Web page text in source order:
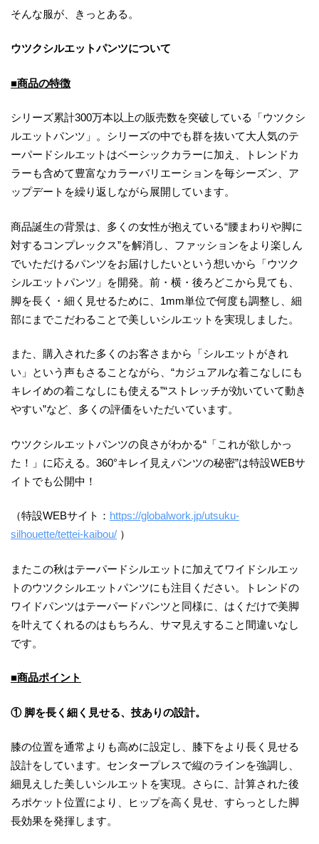
そんな服が、きっとある。
ウツクシルエットパンツについて
■商品の特徴
シリーズ累計300万本以上の販売数を突破している「ウツクシ
ルエットパンツ」。シリーズの中でも群を抜いて大人気のテ
ーパードシルエットはベーシックカラーに加え、トレンドカ
ラーも含めて豊富なカラーバリエーションを毎シーズン、ア
ップデートを繰り返しながら展開しています。
商品誕生の背景は、多くの女性が抱えている“腰まわりや脚に
対するコンプレックス”を解消し、ファッションをより楽しん
でいただけるパンツをお届けしたいという想いから「ウツク
シルエットパンツ」を開発。前・横・後ろどこから見ても、
脚を長く・細く見せるために、1mm単位で何度も調整し、細
部にまでこだわることで美しいシルエットを実現しました。
また、購入された多くのお客さまから「シルエットがきれ
い」という声もさることながら、“カジュアルな着こなしにも
キレイめの着こなしにも使える”“ストレッチが効いていて動き
やすい”など、多くの評価をいただいています。
ウツクシルエットパンツの良さがわかる“「これが欲しかっ
た！」に応える。360°キレイ見えパンツの秘密”は特設WEBサ
イトでも公開中！
（特設WEBサイト： https://globalwork.jp/utsuku-
silhouette/tettei-kaibou/ ）
またこの秋はテーパードシルエットに加えてワイドシルエッ
トのウツクシルエットパンツにも注目ください。トレンドの
ワイドパンツはテーパードパンツと同様に、はくだけで美脚
を叶えてくれるのはもちろん、サマ見えすること間違いなし
です。
■商品ポイント
① 脚を長く細く見せる、技ありの設計。
膝の位置を通常よりも高めに設定し、膝下をより長く見せる
設計をしています。センタープレスで縦のラインを強調し、
細見えした美しいシルエットを実現。さらに、計算された後
ろポケット位置により、ヒップを高く見せ、すらっとした脚
長効果を発揮します。